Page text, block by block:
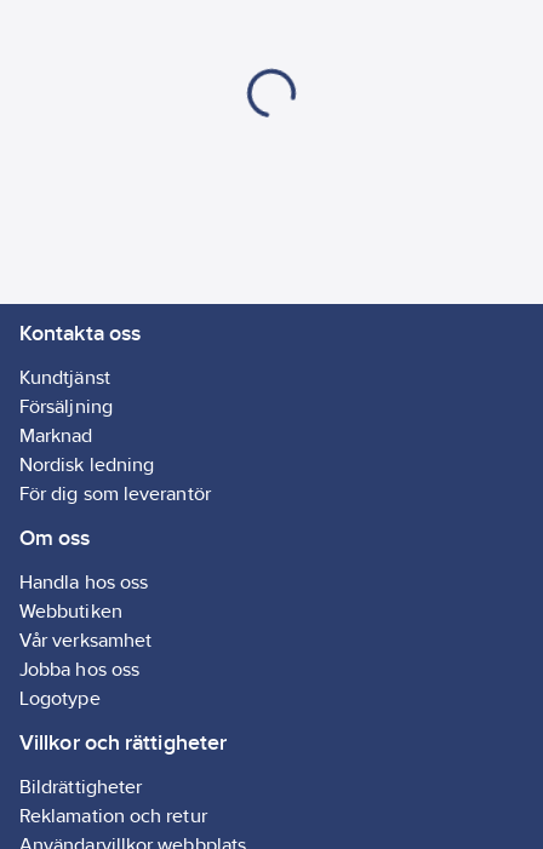
Kontakta oss
Kundtjänst
Försäljning
Marknad
Nordisk ledning
För dig som leverantör
Om oss
Handla hos oss
Webbutiken
Vår verksamhet
Jobba hos oss
Logotype
Villkor och rättigheter
Bildrättigheter
Reklamation och retur